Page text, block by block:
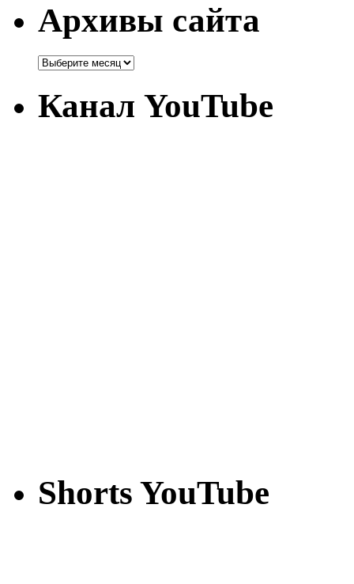
Архивы сайта
Канал YouTube
Shorts YouTube